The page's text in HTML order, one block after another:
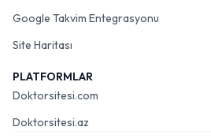
Google Takvim Entegrasyonu
Site Haritası
PLATFORMLAR
Doktorsitesi.com
Doktorsitesi.az